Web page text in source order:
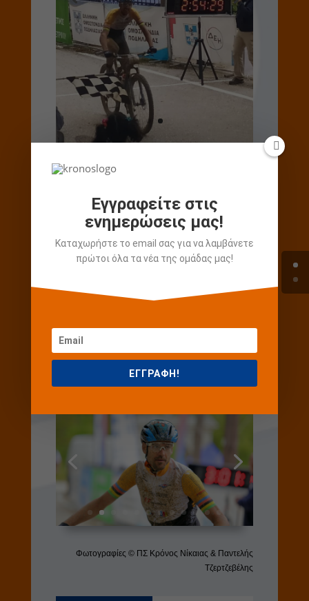

Απίστευτης ομορφιάς τα
μαγευτικά τοπία των
Θεσσαλικών Αγράφων, που
φιλοξένησαν τους αγώνες για
αποζημίωσαν για άλλη μια
φορά.
Φωτογραφίες © ΠΣ Κρόνος Νίκαιας & Παντελής
Τζερτζεβέλης
Εγγραφείτε στις
ενημερώσεις μας!
Καταχωρήστε το email σας για να λαμβάνετε
πρώτοι όλα τα νέα της ομάδας μας!
ΕΓΓΡΑΦΗ!